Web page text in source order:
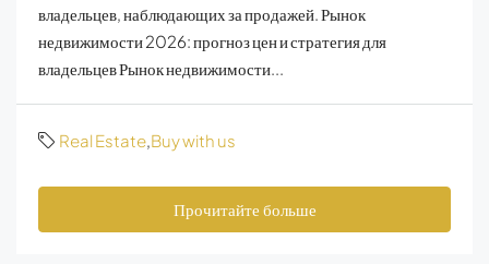
владельцев, наблюдающих за продажей. Рынок
недвижимости 2026: прогноз цен и стратегия для
владельцев Рынок недвижимости...
Real Estate Buy with us
Прочитайте больше